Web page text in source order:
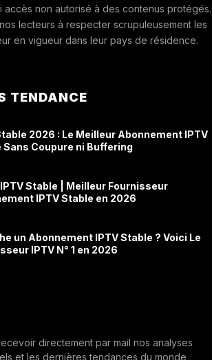
accès non autorisé à des contenus protégés.
lecteurs à respecter scrupuleusement les
en vigueur dans leur pays de résidence.
TENDANCE
2026 : Le Meilleur Abonnement IPTV
Sans Coupure ni Buffering
IPTV Stable | Meilleur Fournisseur
IPTV Stable en 2026
un Abonnement IPTV Stable ? Voici Le
IPTV N° 1 en 2026
directement par mail nos analyses
et les dernières tendances du monde